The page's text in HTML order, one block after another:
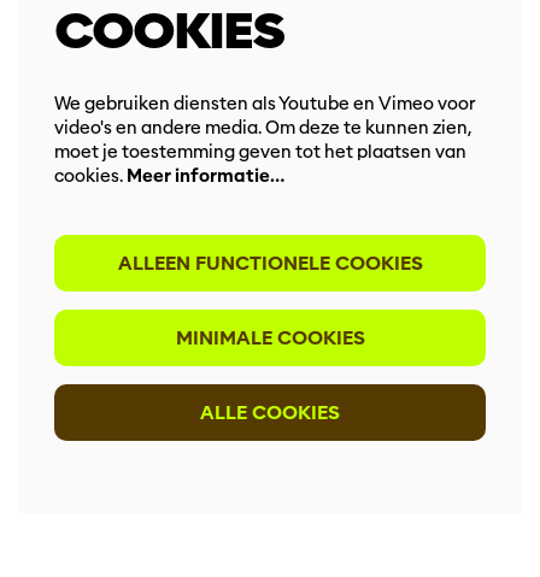
COOKIES
We gebruiken diensten als Youtube en Vimeo voor
video's en andere media. Om deze te kunnen zien,
moet je toestemming geven tot het plaatsen van
cookies. Meer informatie…
ALLEEN FUNCTIONELE COOKIES
MINIMALE COOKIES
ALLE COOKIES